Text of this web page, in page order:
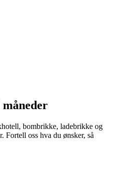
bombrikke, ladebrikke og
Fortell oss hva du ønsker, så